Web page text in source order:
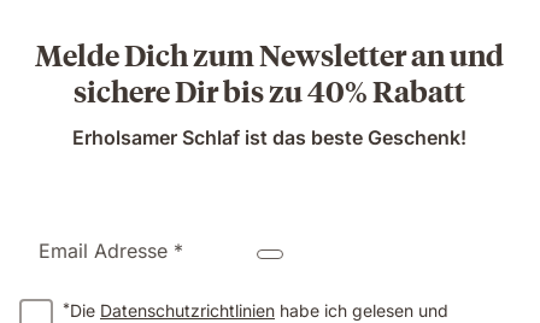
Melde Dich zum Newsletter an und
sichere Dir bis zu 40% Rabatt
Erholsamer Schlaf ist das beste Geschenk!
Email Adresse *
*Die Datenschutzrichtlinien habe ich gelesen und